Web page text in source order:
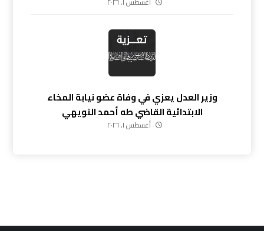
وزير العدل يعزي في وفاة عضو نيابة المخاء
الابتدائية القاضي طه أحمد النويهي
أغسطس ١, ٢٠٢٦